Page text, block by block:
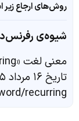
روش‌های ارجاع زیر
شیوه‌ی
معنی لغت «recurring» در
recurring